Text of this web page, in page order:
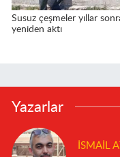
Susuz çeşmeler yıllar
yeniden aktı
Yazarlar
İSMAIL